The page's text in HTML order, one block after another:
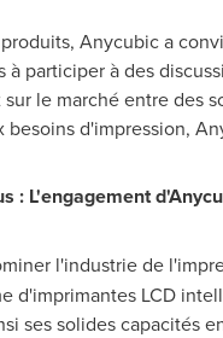
Anycubic a
à participer à des
le marché entre des
besoins d'impression,
: L'engagement
l'industrie de
d'imprimantes LCD
ses solides capacités